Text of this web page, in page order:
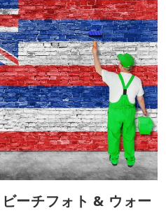
ビーチフォト & ウォー